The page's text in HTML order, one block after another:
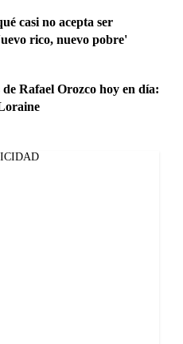
casi no acepta ser
rico, nuevo pobre'
Rafael Orozco hoy en día: